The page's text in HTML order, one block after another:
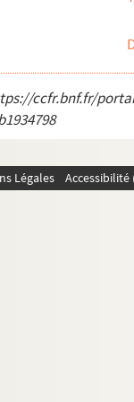
Lettre autographe de
autographe de
Lettre autographe de
autographe de
autographe de
autographe de
ccfr.bnf.fr/
Légales